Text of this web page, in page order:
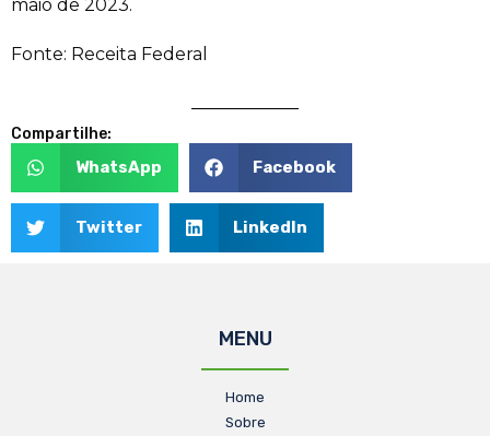
maio de 2023.
Fonte: Receita Federal
Compartilhe:
WhatsApp Facebook
Twitter LinkedIn
MENU
Home
Sobre